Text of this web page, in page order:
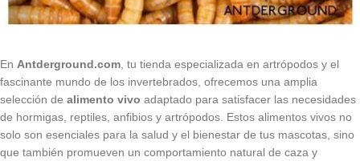
En Antderground.com, tu tienda especializada en artrópodos y el
fascinante mundo de los invertebrados, ofrecemos una amplia
selección de alimento vivo adaptado para satisfacer las necesidades
de hormigas, reptiles, anfibios y artrópodos. Estos alimentos vivos no
solo son esenciales para la salud y el bienestar de tus mascotas, sino
que también promueven un comportamiento natural de caza y